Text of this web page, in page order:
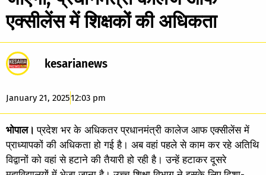
एक्सीलेंस में शिक्षकों की अधिकता
kesarianews
January 21, 202512:03 pm
भोपाल।प्रदेश भर के अधिकतर प्रधानमंत्री कालेज आफ एक्सीलेंस में
प्राध्यापकों की अधिकता हो गई है। अब वहां पहले से काम कर रहे अतिथि
विद्वानों को वहां से हटाने की तैयारी हो रही है। उन्हें हटाकर दूसरे